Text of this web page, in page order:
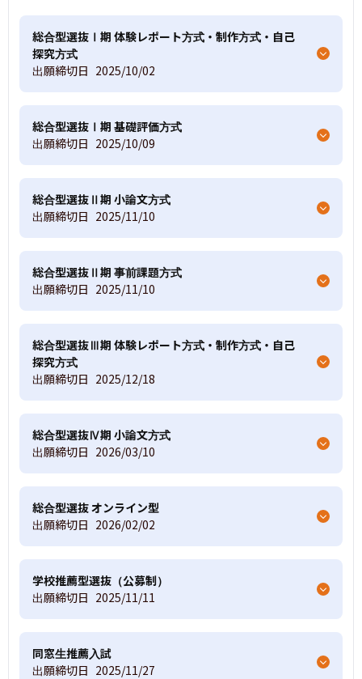
総合型選抜Ⅰ期 体験レポート方式・制作方式・自己
探究方式
出願締切日 2025/10/02
総合型選抜Ⅰ期 基礎評価方式
出願締切日 2025/10/09
総合型選抜Ⅱ期 小論文方式
出願締切日 2025/11/10
総合型選抜Ⅱ期 事前課題方式
出願締切日 2025/11/10
総合型選抜Ⅲ期 体験レポート方式・制作方式・自己
探究方式
出願締切日 2025/12/18
総合型選抜Ⅳ期 小論文方式
出願締切日 2026/03/10
総合型選抜 オンライン型
出願締切日 2026/02/02
学校推薦型選抜（公募制）
出願締切日 2025/11/11
同窓生推薦入試
出願締切日 2025/11/27